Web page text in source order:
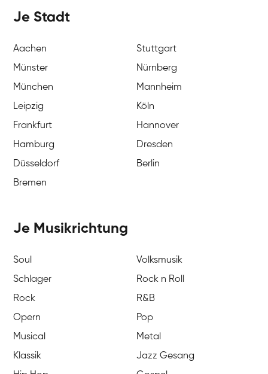
Je Stadt
Aachen
Stuttgart
Münster
Nürnberg
München
Mannheim
Leipzig
Köln
Frankfurt
Hannover
Hamburg
Dresden
Düsseldorf
Berlin
Bremen
Je Musikrichtung
Soul
Volksmusik
Schlager
Rock n Roll
Rock
R&B
Opern
Pop
Musical
Metal
Klassik
Jazz Gesang